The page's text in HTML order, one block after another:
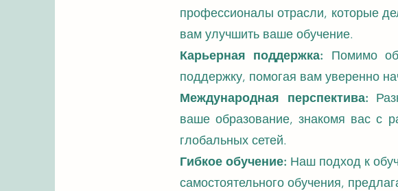
профессионалы отрасли, которые
вам улучшить ваше обучение.
Карьерная поддержка: Помимо
поддержку, помогая вам уверенно
Международная перспектива:
ваше образование, знакомя вас с
глобальных сетей.
Гибкое обучение: Наш подход к
самостоятельного обучения,